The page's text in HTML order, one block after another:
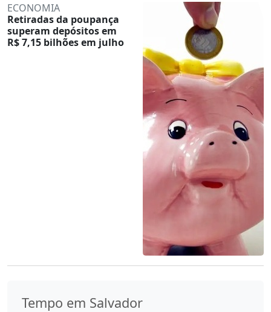
ECONOMIA
Retiradas da poupança
superam depósitos em
R$ 7,15 bilhões em julho
Tempo em Salvador